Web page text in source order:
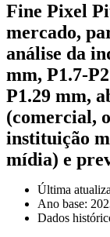
Fine Pixel
mercado,
análise da
mm, P1.7-
P1.29 mm,
(comercial,
instituição
mídia) e
Última
Ano base:
Dados